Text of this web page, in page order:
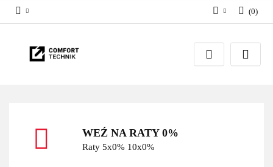
Zaloguj się
Zarejestruj się
(0)
WEŹ NA RATY 0%
Raty 5x0% 10x0%